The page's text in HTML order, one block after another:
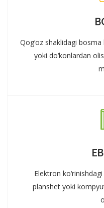
Qog‘oz shaklidagi
yoki do‘konlardan
Elektron
planshet yoki